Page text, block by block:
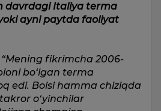
davrdagi Italiya terma
ayni paytda faoliyat
“Mening fikrimcha 2006-
bo‘lgan terma
edi. Boisi hamma chiziqda
o‘yinchilar